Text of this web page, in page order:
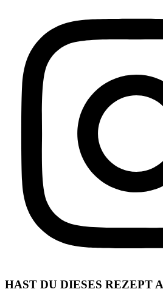
HAST DU DIESES REZEPT